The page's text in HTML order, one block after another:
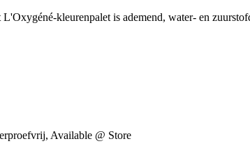
kleurenpalet is ademend, water- en
Available @ Store